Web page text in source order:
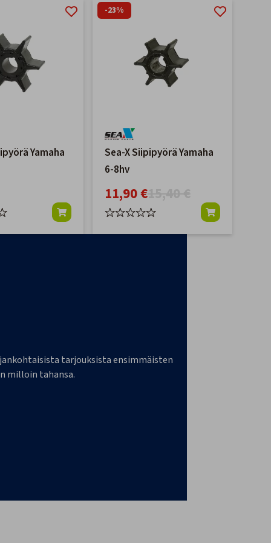
Yamaha
-23%
Sea-X Siipipyörä Yamaha
6-8hv
11,90 €15,40 €
tarjouksista ensimmäisten
milloin tahansa.